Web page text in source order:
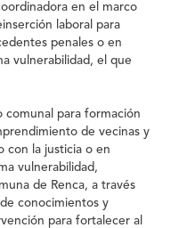
en el marco
laboral para
penales o en
vulnerabilidad, el que
comunal para formación
de vecinas y
con la justicia o en
vulnerabilidad,
de Renca, a través
conocimientos y
para fortalecer al